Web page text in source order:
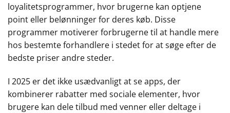
loyalitetsprogrammer, hvor brugerne kan optjene
point eller belønninger for deres køb. Disse
programmer motiverer forbrugerne til at handle mere
hos bestemte forhandlere i stedet for at søge efter de
bedste priser andre steder.
I 2025 er det ikke usædvanligt at se apps, der
kombinerer rabatter med sociale elementer, hvor
brugere kan dele tilbud med venner eller deltage i